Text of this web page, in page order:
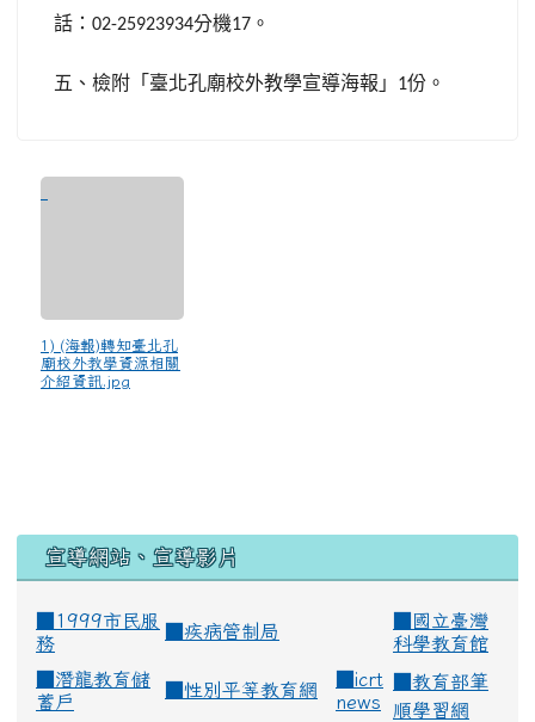
話： 02-25923934分機17 。
五、檢附「臺北孔廟校外教學宣導海報」 1份。
1) (海報)轉知臺北孔
廟校外教學資源相關
介紹資訊.jpg
宣導網站、宣導影片
■1999市民服
務
疾病管制局
國立臺灣
科學教育館
潛龍教育儲
蓄戶
性別平等教育網
icrt
news
教育部筆
順學習網